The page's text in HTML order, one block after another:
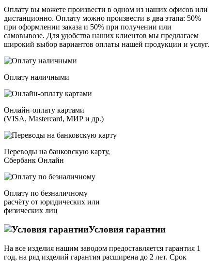
Оплату вы можете произвести в одном из наших офисов или
дистанционно. Оплату можно произвести в два этапа: 50%
при оформлении заказа и 50% при получении или
самовывозе. Для удобства наших клиентов мы предлагаем
широкий выбор вариантов оплаты нашей продукции и услуг.
Оплату наличными
Онлайн-оплату картами
(VISA, Mastercard, МИР и др.)
Переводы на банковскую карту,
Сбербанк Онлайн
Оплату по безналичному
расчёту от юридических или
физических лиц
Условия гарантии
На все изделия нашим заводом предоставляется гарантия 1
год, на ряд изделий гарантия расширена до 2 лет. Срок